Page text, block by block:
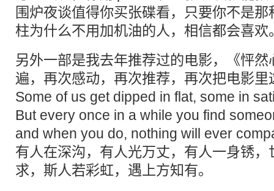
围炉夜谈值得你买张碟看，只要你不是
柱为什么不用加机油的人，相信都会喜欢
另外一部是我去年推荐过的电影，《怦
遍，再次感动，再次推荐，再次把电影
Some of us get dipped in flat, some in
But every once in a while you find
and when you do, nothing will ever
有人在深沟，有人光万丈，有人一身锈
求，斯人若彩虹，遇上方知有。